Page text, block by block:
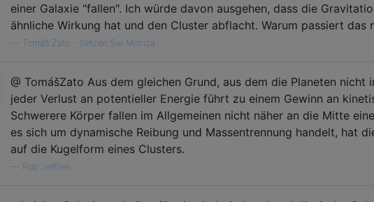
einer Galaxie "fallen". Ich würde davon ausgehen, dass die
ähnliche Wirkung hat und den Cluster abflacht. Warum passiert das
Tomáš Zato - Setzen Sie Monica
@ TomášZato Aus dem gleichen Grund, aus dem die Planeten nicht
jeder Verlust an potentieller Energie führt zu einem Gewinn an
Schwerere Körper fallen im Allgemeinen nicht näher an die Mitte
es sich um dynamische Reibung und Massentrennung handelt, hat
auf die Kugelform eines Clusters.
Rob Jeffries